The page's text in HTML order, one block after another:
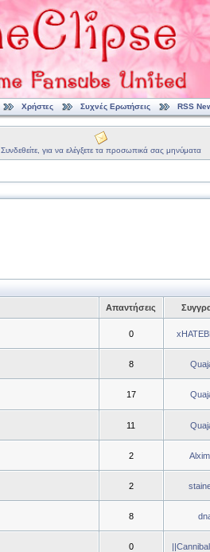
Χρήστες Συχνές Ερωτήσεις RSS
Συνδεθείτε, για να ελέγξετε τα προσωπικά σας μηνύματα
Απαντήσεις
0
8
17
11
2
2
8
0